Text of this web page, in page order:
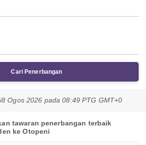
Cari Penerbangan
8 Ogos 2026 pada 08:49 PTG GMT+0
tawaran penerbangan terbaik
ke Otopeni